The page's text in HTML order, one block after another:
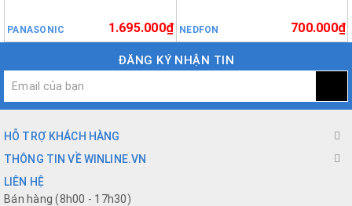
PANASONIC 1.695.000₫ NEDFON 700.000₫
ĐĂNG KÝ NHẬN TIN
HỖ TRỢ KHÁCH HÀNG
THÔNG TIN VỀ WINLINE.VN
LIÊN HỆ
Bán hàng (8h00 - 17h30)